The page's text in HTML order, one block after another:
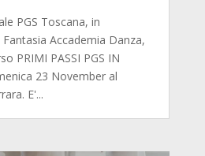
PGS Toscana, in
Accademia Danza,
PRIMI PASSI PGS IN
23 November al
E'...